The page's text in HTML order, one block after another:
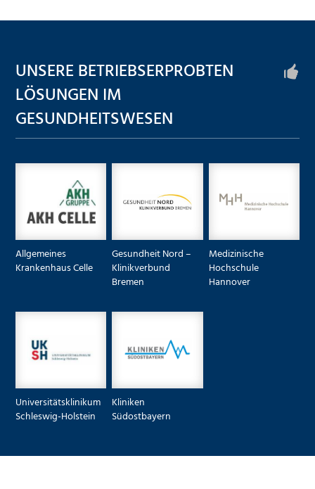
UNSERE BETRIEBSERPROBTEN
LÖSUNGEN IM
GESUNDHEITSWESEN
Allgemeines
Krankenhaus Celle
Gesundheit Nord –
Klinikverbund
Bremen
Medizinische
Hochschule
Hannover
Universitätsklinikum
Schleswig-Holstein
Kliniken
Südostbayern